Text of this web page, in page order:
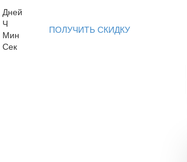
Дней
Ч
Мин
Сек
ПОЛУЧИТЬ СКИДКУ